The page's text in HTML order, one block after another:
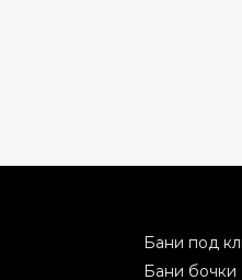
Бани под
Бани бочки